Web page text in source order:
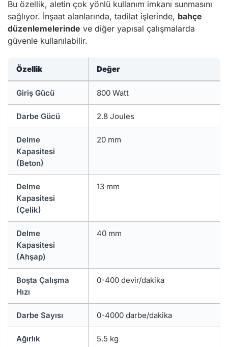
Bu özellik, aletin çok yönlü kullanım imkanı sunmasını
sağlıyor. İnşaat alanlarında, tadilat işlerinde, bahçe
düzenlemelerinde ve diğer yapısal çalışmalarda
güvenle kullanılabilir.
Özellik Değer
Giriş Gücü 800 Watt
Darbe Gücü 2.8 Joules
Delme
Kapasitesi
(Beton)
20 mm
Delme
Kapasitesi
(Çelik)
13 mm
Delme
Kapasitesi
(Ahşap)
40 mm
Boşta Çalışma
Hızı
0-400 devir/dakika
Darbe Sayısı 0-4000 darbe/dakika
Ağırlık 5.5 kg